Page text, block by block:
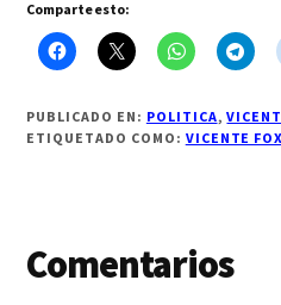
Comparte esto:
PUBLICADO EN: POLITICA,
ETIQUETADO COMO: VICENTE FOX
Interacciones
Comentarios